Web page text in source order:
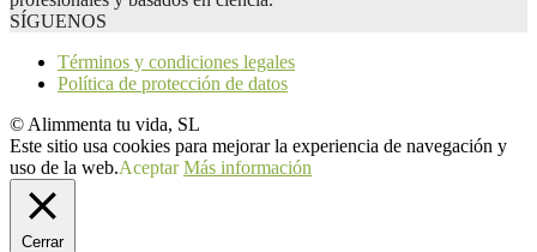
SÍGUENOS
Términos y condiciones legales
Política de protección de datos
© Alimmenta tu vida, SL
Este sitio usa cookies para mejorar la experiencia de navegación y
uso de la web.Aceptar Más información
Cerrar